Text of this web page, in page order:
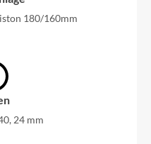
180/160mm
24 mm